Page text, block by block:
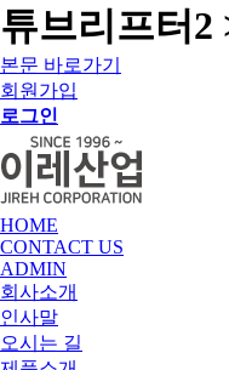
튜브리프터2
본문 바로가기
회원가입
로그인
HOME
CONTACT US
ADMIN
회사소개
인사말
오시는 길